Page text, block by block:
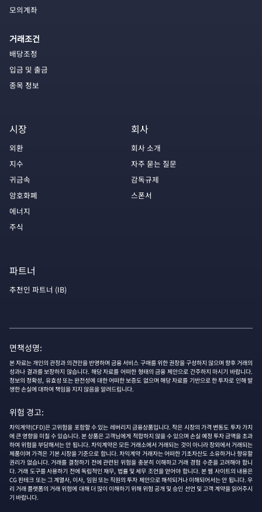
모의계좌
거래조건
배당조정
입금 및 출금
종목 정보
시장
외환
지수
귀금속
암호화폐
에너지
주식
회사
회사 소개
자주 묻는 질문
감독규제
스폰서
파트너
추천인 파트너 (IB)
면책성명:
본 자료는 개인의 관정과 의견만을 반영하며 금융 서비스 구매를 위한 권장을 구성하지 않으며 향후 거래의
성과나 결과를 보장하지 않습니다. 해당 자료를 어떠한 형태의 금융 제안으로 간주하지 마시기 바랍니다.
정보의 정확성, 유효성 또는 완전성에 대한 어떠한 보증도 없으며 해당 자료를 기반으로 한 투자로 인해 발
생한 손실에 대하여 책임을 지지 않음을 알려드립니다.
위험 경고:
차익계약(CFD)은 고위험을 포함할 수 있는 레버리지 금융상품입니다. 작은 시장의 가격 변동도 투자 가치
에 큰 영향을 미칠 수 있습니다. 본 상품은 고객님에게 적합하지 않을 수 있으며 손실 예정 투자 금액을 초과
하여 위험을 부담해서는 안 됩니다. 차익계약은 모든 거래소에서 거래되는 것이 아니라 장외에서 거래되는
제품이며 가격은 기본 시장을 기준으로 합니다. 차익계약 거래자는 어떠한 기초자산도 소유하거나 향유할
권리가 없습니다. 거래를 결정하기 전에 관련된 위험을 충분히 이해하고 거래 경험 수준을 고려해야 합니
다. 거래 도구를 사용하기 전에 독립적인 재무, 법률 및 세무 조언을 얻어야 합니다. 본 웹 사이트의 내용은
CG 핀테크 또는 그 계열사, 이사, 임원 또는 직원의 투자 제안으로 해석되거나 이해되어서는 안 됩니다. 우
리 거래 플랫폼의 거래 위험에 대해 더 많이 이해하기 위해 위험 공개 및 승인 선언 및 고객 계약을 읽어주시
기 바랍니다.